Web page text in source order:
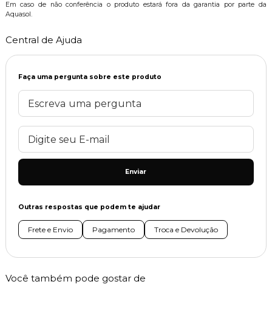
Em caso de não conferência o produto estará fora da garantia por parte da
Aquasol.
Central de Ajuda
Faça uma pergunta sobre este produto
Enviar
Outras respostas que podem te ajudar
Frete e Envio Pagamento Troca e Devolução
Você também pode gostar de